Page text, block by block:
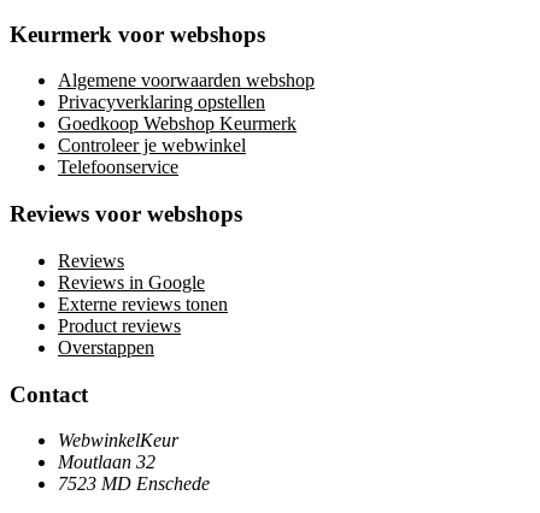
Keurmerk voor webshops
Algemene voorwaarden webshop
Privacyverklaring opstellen
Goedkoop Webshop Keurmerk
Controleer je webwinkel
Telefoonservice
Reviews voor webshops
Reviews
Reviews in Google
Externe reviews tonen
Product reviews
Overstappen
Contact
WebwinkelKeur
Moutlaan 32
7523 MD Enschede